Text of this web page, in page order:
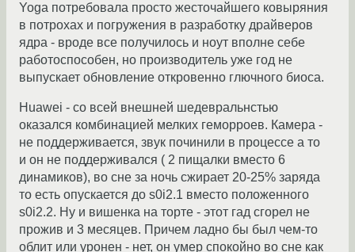
Yoga потребовала просто жесточайшего ковыряния
в потрохах и погружения в разработку драйверов
ядра - вроде все получилось и ноут вполне себе
работоспособен, но производитель уже год не
выпускает обновление откровенно глючного биоса.
Huawei - со всей внешней шедевральнстью
оказался комбинацией мелких геморроев. Камера -
не поддерживается, звук починили в процессе а то
и он не поддерживался ( 2 пищалки вместо 6
динамиков), во сне за ночь сжирает 20-25% заряда
то есть опускается до s0i2.1 вместо положенного
s0i2.2. Ну и вишенка на торте - этот гад сгорел не
прожив и 3 месяцев. Причем ладно бы был чем-то
облит или уронен - нет, он умер спокойно во сне как